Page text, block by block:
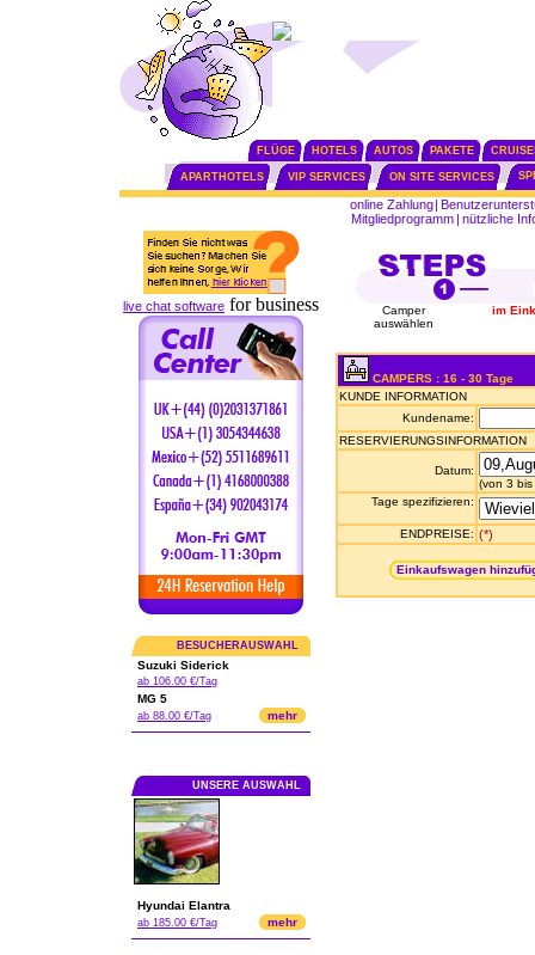
FLÜGE HOTELS AUTOS PAKETE
APARTHOTELS VIP SERVICES ON SITE SERVICES
live chat software for business
BESUCHERAUSWAHL
Suzuki Siderick
ab 106.00 €/Tag
MG 5
ab 88.00 €/Tag mehr
UNSERE AUSWAHL
Hyundai Elantra
ab 185.00 €/Tag mehr
online Zahlung |
Mitgliedprogramm | nützliche
Camper
auswählen
im
CAMPERS : 16 - 30 Tage
KUNDE INFORMATION
Kundename:
RESERVIERUNGSINFORMATION
Datum:
(von 3
Tage spezifizieren:
ENDPREISE: (*)
Einkaufswagen